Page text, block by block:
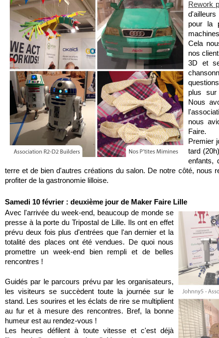
Rework
d'ailleurs
pour la
Cela
nos
3D et
plus sur
Nous
nous
Faire.
Premier
tard
enfants,
terre et de bien d'autres créations du salon. De notre côté, nous
profiter de la gastronomie lilloise.
Samedi 10 février : deuxième jour de Maker Faire Lille
Avec l'arrivée du week-end, beaucoup de monde se
presse à la porte du Tripostal de Lille. Ils ont en effet
prévu deux fois plus d'entrées que l'an dernier et la
totalité des places ont été vendues. De quoi nous
promettre un week-end bien rempli et de belles
rencontres !
Guidés par le parcours prévu par les organisateurs,
les visiteurs se succèdent toute la journée sur le
stand. Les sourires et les éclats de rire se multiplient
au fur et à mesure des rencontres. Bref, la bonne
humeur est au rendez-vous !
Les heures défilent à toute vitesse et c'est déjà